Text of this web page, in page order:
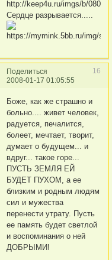
Сердце разрывается.....
Поделиться
16
2008-01-17 01:05:55
Боже, как же страшно и
больно.... живет человек,
радуется, печалится,
болеет, мечтает, творит,
думает о будущем... и
вдруг... такое горе...
ПУСТЬ ЗЕМЛЯ ЕЙ
БУДЕТ ПУХОМ, а ее
близким и родным людям
сил и мужества
перенести утрату. Пусть
ее память будет светлой
и воспоминания о ней
ДОБРЫМИ!